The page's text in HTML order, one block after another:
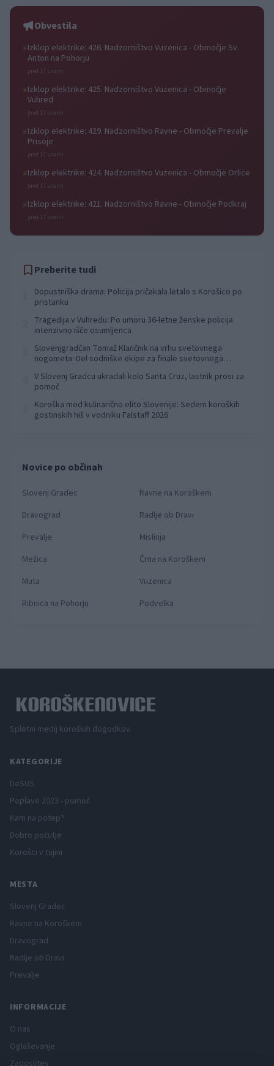
počitniški kino
Obvestila
⚡Izklop elektrike: 426. Nadzorništvo Vuzenica - Območje Sv.
Anton na Pohorju
pred 17 urami
⚡Izklop elektrike: 425. Nadzorništvo Vuzenica - Območje
Vuhred
pred 17 urami
⚡Izklop elektrike: 429. Nadzorništvo Ravne - Območje Prevalje
Prisoje
pred 17 urami
⚡Izklop elektrike: 424. Nadzorništvo Vuzenica - Območje Orlice
pred 17 urami
⚡Izklop elektrike: 421. Nadzorništvo Ravne - Območje Podkraj
pred 17 urami
Preberite tudi
Dopustniška drama: Policija pričakala letalo s Korošico po
pristanku
Tragedija v Vuhredu: Po umoru 36-letne ženske policija
intenzivno išče osumljenca
Slovenjgradčan Tomaž Klančnik na vrhu svetovnega
nogometa: Del sodniške ekipe za finale svetovnega
V Slovenj Gradcu ukradali kolo Santa Cruz, lastnik prosi za
pomoč
Koroška med kulinarično elito Slovenije: Sedem koroških
gostinskih hiš v vodniku Falstaff 2026
Novice po občinah
Slovenj Gradec
Ravne na Koroškem
Dravograd
Radlje ob Dravi
Prevalje
Mislinja
Mežica
Črna na Koroškem
Muta
Vuzenica
Ribnica na Pohorju
Podvelka
Spletni medij koroških dogodkov.
KATEGORIJE
DeSUS
Poplave 2023 - pomoč
Kam na potep?
Dobro počutje
Korošci v tujini
MESTA
Slovenj Gradec
Ravne na Koroškem
Dravograd
Radlje ob Dravi
Prevalje
INFORMACIJE
O nas
Oglaševanje